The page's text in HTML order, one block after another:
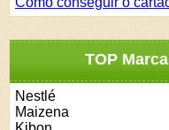
TOP
Nestlé
Maizena